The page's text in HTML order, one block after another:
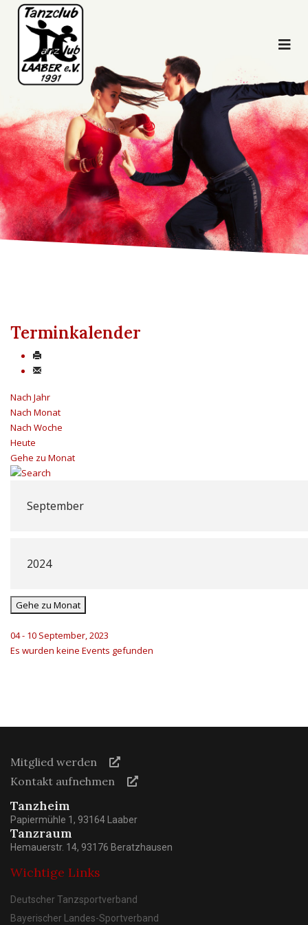
Terminkalender
Nach Jahr
Nach Monat
Nach Woche
Heute
Gehe zu Monat
Gehe zu Monat
04 - 10 September, 2023
Es wurden keine Events gefunden
Mitglied werden
Kontakt aufnehmen
Tanzheim
Papiermühle 1, 93164 Laaber
Tanzraum
Hemauerstr. 14, 93176 Beratzhausen
Wichtige Links
Deutscher Tanzsportverband
Bayerischer Landes-Sportverband